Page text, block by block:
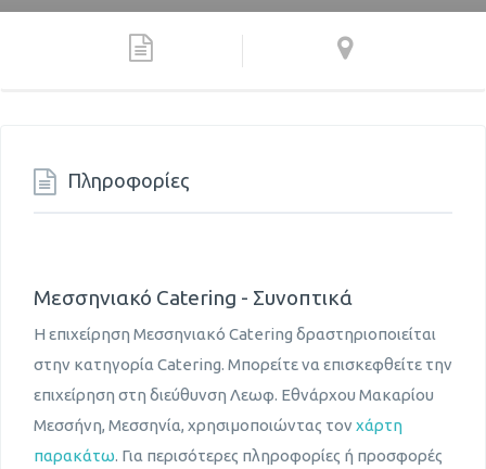
Πληροφορίες
Μεσσηνιακό Catering - Συνοπτικά
Η επιχείρηση Μεσσηνιακό Catering δραστηριοποιείται
στην κατηγορία Catering. Μπορείτε να επισκεφθείτε την
επιχείρηση στη διεύθυνση Λεωφ. Εθνάρχου Μακαρίου
Μεσσήνη, Μεσσηνία, χρησιμοποιώντας τον χάρτη
παρακάτω. Για περισότερες πληροφορίες ή προσφορές